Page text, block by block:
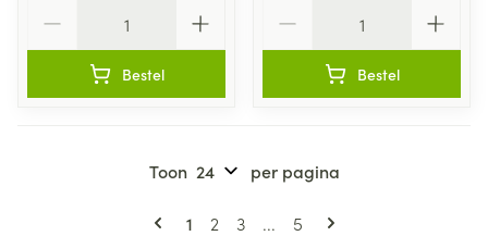
Bestel Bestel
Pagina's
U lees momenteel pagina
1 Pagina
2 Pagina
3 ... Pagina
5
Toon per pagina